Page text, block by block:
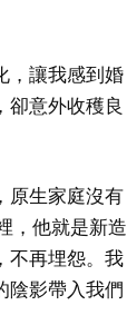
，讓我感到婚
卻意外收穫良
原生家庭沒有
，他就是新造
不再埋怨。我
陰影帶入我們